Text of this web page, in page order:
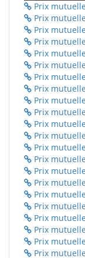
Prix
Prix
Prix
Prix
Prix
Prix
Prix
Prix
Prix
Prix
Prix
Prix
Prix
Prix
Prix
Prix
Prix
Prix
Prix
Prix
Prix
Prix